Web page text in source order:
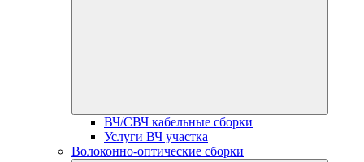
ВЧ/СВЧ кабельные сборки
Услуги ВЧ участка
Волоконно-оптические сборки